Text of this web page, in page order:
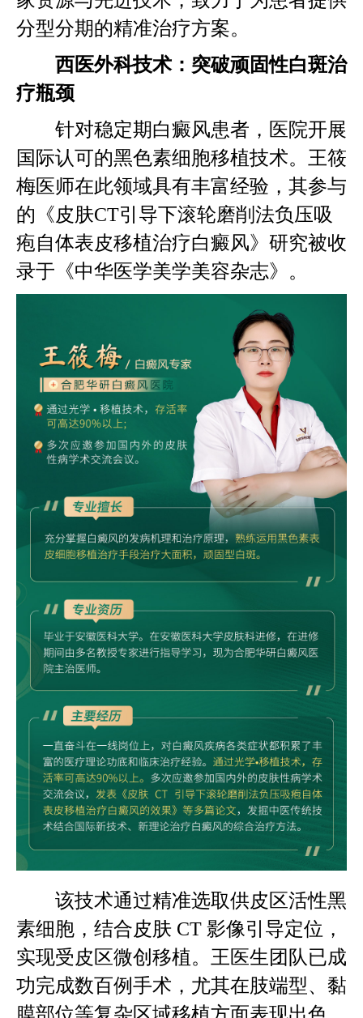
分型分期的精准治疗方案。
西医外科技术：突破顽固性白斑治
疗瓶颈
针对稳定期白癜风患者，医院开展
国际认可的黑色素细胞移植技术。王筱
梅医师在此领域具有丰富经验，其参与
的《皮肤CT引导下滚轮磨削法负压吸
疱自体表皮移植治疗白癜风》研究被收
录于《中华医学美学美容杂志》。
该技术通过精准选取供皮区活性黑
素细胞，结合皮肤 CT 影像引导定位，
实现受皮区微创移植。王医生团队已成
功完成数百例手术，尤其在肢端型、黏